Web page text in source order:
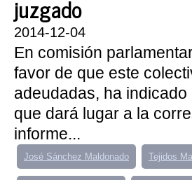
juzgado
2014-12-04
En comisión
favor de que este
adeudadas, ha
que dará lugar a la
informe...
José Sánchez Maldonado Tejidos